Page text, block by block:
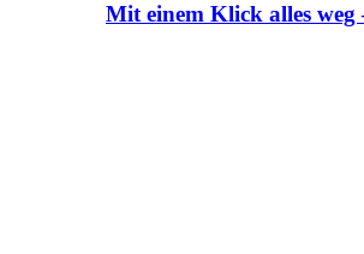
Mit einem Klick alles